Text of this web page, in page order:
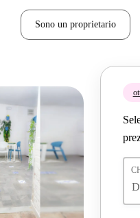
Sono un proprietario